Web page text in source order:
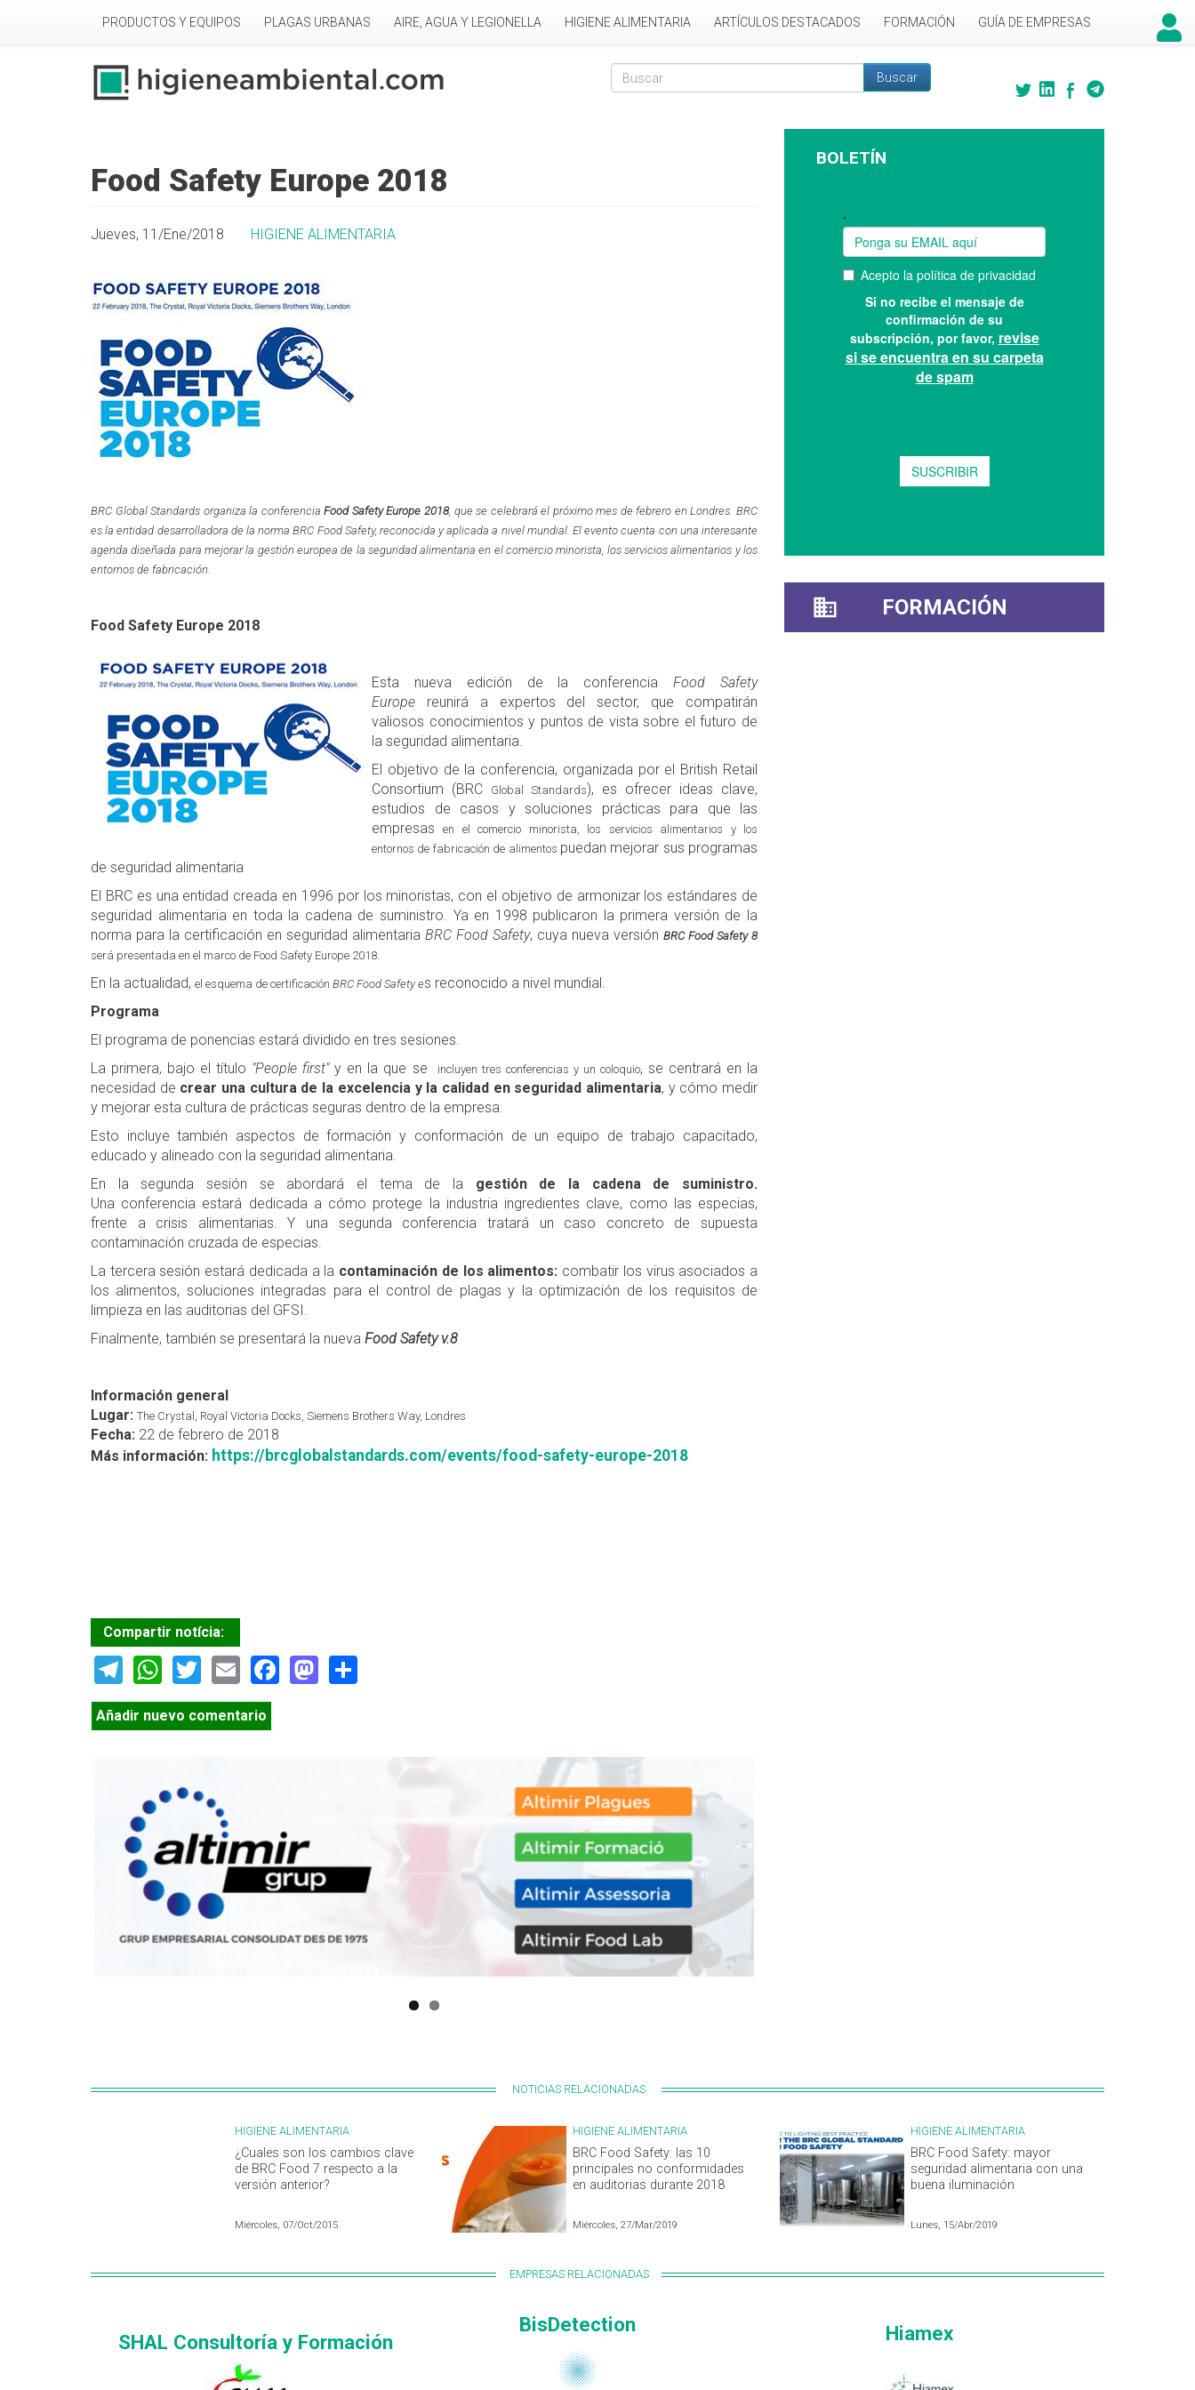
PRODUCTOS Y EQUIPOS PLAGAS URBANAS AIRE, AGUA Y LEGIONELLA HIGIENE ALIMENTARIA ARTÍCULOS DESTACADOS FORMACIÓN GUÍA DE EMPRESAS
Formulario de búsqueda
Buscar
Food Safety Europe 2018
Jueves, 11/Ene/2018 HIGIENE ALIMENTARIA
BRC Global Standards organiza la conferenciaFood Safety Europe 2018, que se celebrará el próximo mes de febrero en Londres. BRC
es la entidad desarrolladora de la normaBRC Food Safety,reconocida y aplicada a nivel mundial. El evento cuenta con una interesante
agenda diseñada para mejorar la gestión europea de la seguridad alimentaria en el comercio minorista, los servicios alimentarios y los
entornos de fabricación.
Food Safety Europe 2018
Esta nueva edición de la conferenciaFood Safety
Europe reunirá a expertos del sector, que compatirán
valiosos conocimientos y puntos de vista sobre el futuro de
la seguridad alimentaria.
El objetivo de la conferencia, organizada por el British Retail
Consortium (BRC
Global Standards), es ofrecer ideas clave,
estudios de casos y soluciones prácticas para que las
empresasen el comercio minorista, los servicios alimentarios y los
entornos de fabricación de alimentos puedan mejorar sus programas
de seguridad alimentaria
El BRC es una entidad creada en 1996 por los minoristas, con el objetivo de armonizar los estándares de
seguridad alimentaria en toda la cadena de suministro. Ya en 1998 publicaron la primera versión de la
norma para la certificación en seguridad alimentaria BRC Food Safety, cuya nueva versión BRC Food Safety 8
será presentada en el marco de Food Safety Europe 2018.
En la actualidad, el esquema de certificación BRC Food Safety es reconocido a nivel mundial.
Programa
El programa de ponencias estará dividido en tres sesiones.
La primera, bajo el título "People first"y en la que se incluyen tres conferencias y un coloquio, se centrará en la
necesidad de crear una cultura de la excelencia y la calidad en seguridad alimentaria, y cómo medir
y mejorar esta cultura de prácticas seguras dentro de la empresa.
Esto incluye también aspectos de formación y conformación de un equipo de trabajo capacitado,
educado y alineado con la seguridad alimentaria.
En la segunda sesión se abordará el tema de la gestión de la cadena de suministro.
Una conferencia estará dedicada a cómo protege la industria ingredientes clave, como las especias,
frente a crisis alimentarias. Y una segunda conferencia tratará un caso concreto de supuesta
contaminación cruzada de especias.
La tercera sesión estará dedicada a la contaminación de los alimentos: combatir los virus asociados a
los alimentos, soluciones integradas para el control de plagas y la optimización de los requisitos de
limpieza en las auditorias del GFSI.
Finalmente, también se presentará la nueva Food Safety v.8
Información general
Lugar: The Crystal, Royal Victoria Docks, Siemens Brothers Way, Londres
Fecha: 22 de febrero de 2018
Más información: https://brcglobalstandards.com/events/food-safety-europe-2018
Compartir notícia:
Telegram
WhatsApp
TwitterEmailFacebook
Mastodon
Añadir nuevo comentario
BOLETÍN
FORMACIÓN
NOTICIAS RELACIONADAS
HIGIENE ALIMENTARIA
¿Cuales son los cambios clave
de BRC Food 7 respecto a la
versión anterior?
Miércoles, 07/Oct/2015
HIGIENE ALIMENTARIA
BRC Food Safety: las 10
principales no conformidades
en auditorias durante 2018
Miércoles, 27/Mar/2019
HIGIENE ALIMENTARIA
BRC Food Safety: mayor
seguridad alimentaria con una
buena iluminación
Lunes, 15/Abr/2019
EMPRESAS RELACIONADAS
SHAL Consultoría y Formación
BisDetection Hiamex